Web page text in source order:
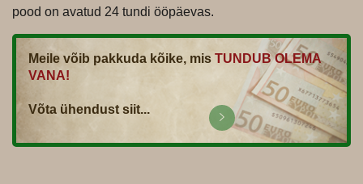
pood on avatud 24 tundi ööpäevas.
Meile võib pakkuda kõike, mis TUNDUB OLEMA
VANA!
Võta ühendust siit...